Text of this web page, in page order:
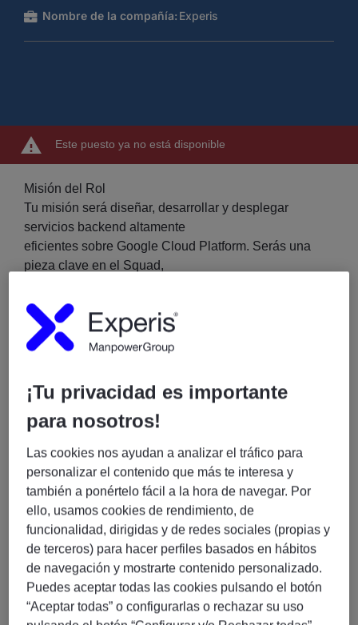
Nombre de la compañía: Experis
Este puesto ya no está disponible
Misión del Rol
Tu misión será diseñar, desarrollar y desplegar
servicios backend altamente
eficientes sobre Google Cloud Platform. Serás una
pieza clave en el Squad,
seguras (OWASP) y que
sigan las mejores prácticas de ingeniería de software
(Clean Code, TDD).
microservicios y APIs REST
utilizando servicios serverless de GCP (Cloud Run,
● Gestión de Datos: Implementar modelos de datos
eficientes en entornos
SQL (Cloud SQL) y NoSQL (Firestore/MongoDB).
● Seguridad y Cumplimiento: Garantizar la protección
de datos mediante
OAuth 2.0/OIDC y la gestión segura de secretos
(Secret Manager).
● Automatización y Calidad: Escribir código testable
(cobertura >80%) y
¡Tu privacidad es importante
para nosotros!
Las cookies nos ayudan a analizar el tráfico para
personalizar el contenido que más te interesa y
también a ponértelo fácil a la hora de navegar. Por
ello, usamos cookies de rendimiento, de
funcionalidad, dirigidas y de redes sociales (propias y
de terceros) para hacer perfiles basados en hábitos
de navegación y mostrarte contenido personalizado.
Puedes aceptar todas las cookies pulsando el botón
“Aceptar todas” o configurarlas o rechazar su uso